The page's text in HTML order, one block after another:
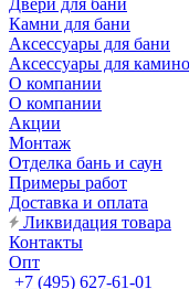
Двери для бани
Камни для бани
Аксессуары для бани
Аксессуары для
О компании
О компании
Акции
Монтаж
Отделка бань и саун
Примеры работ
Доставка и оплата
Ликвидация товара
Контакты
Опт
+7 (495) 627-61-01